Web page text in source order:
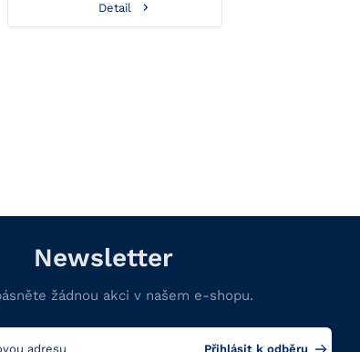
Detail
Newsletter
žádnou akci v našem e-shopu.